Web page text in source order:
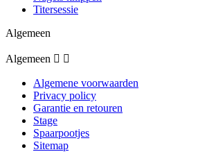
Titersessie
Algemeen
Algemeen  
Algemene voorwaarden
Privacy policy
Garantie en retouren
Stage
Spaarpootjes
Sitemap